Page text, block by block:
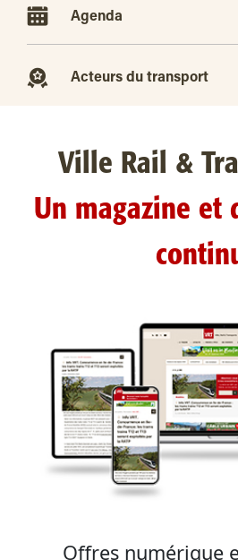
Agenda
Acteurs du transport
Ville Rail &
Un magazine et
Offres numérique